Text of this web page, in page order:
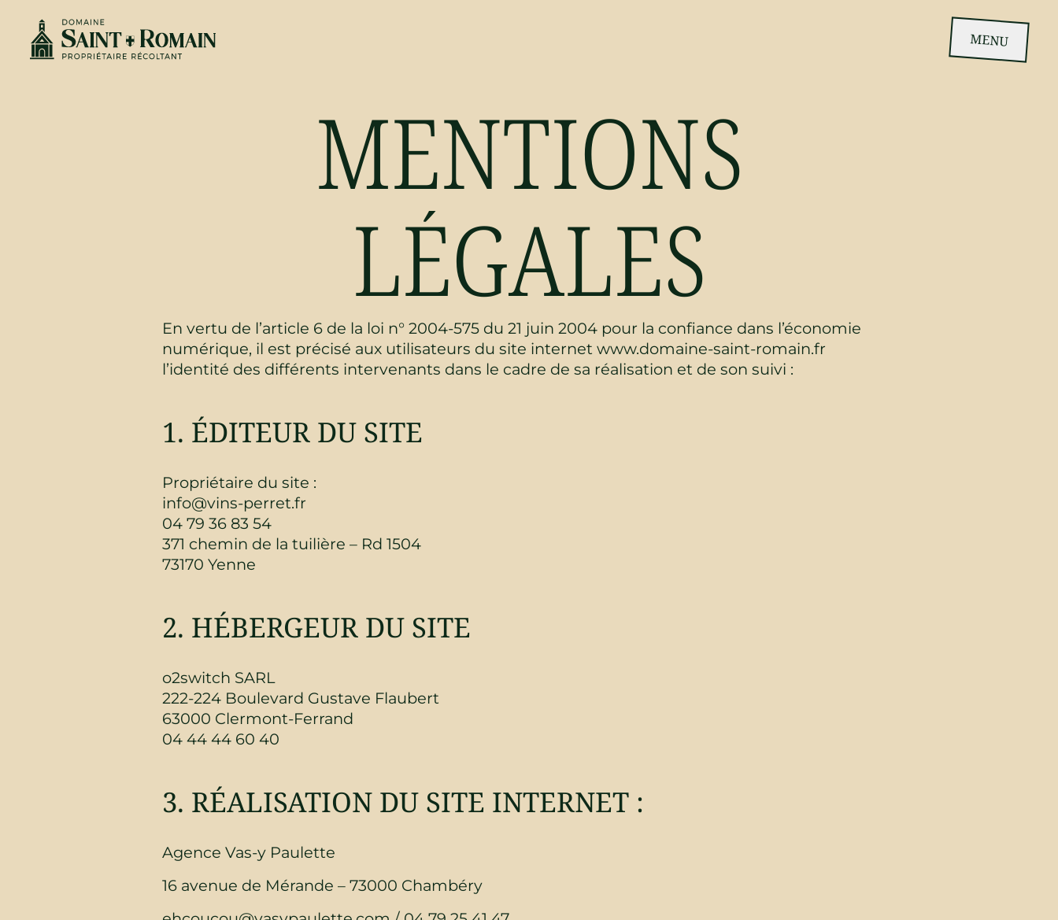
MENU
MENTIONS
LÉGALES
En vertu de l’article 6 de la loi n° 2004-575 du 21 juin 2004 pour la confiance dans l’économie
numérique, il est précisé aux utilisateurs du site internet www.domaine-saint-romain.fr
l’identité des différents intervenants dans le cadre de sa réalisation et de son suivi :
1. ÉDITEUR DU SITE
Propriétaire du site :
info@vins-perret.fr
04 79 36 83 54
371 chemin de la tuilière – Rd 1504
73170 Yenne
2. HÉBERGEUR DU SITE
o2switch SARL
222-224 Boulevard Gustave Flaubert
63000 Clermont-Ferrand
04 44 44 60 40
3. RÉALISATION DU SITE INTERNET :
Agence Vas-y Paulette
16 avenue de Mérande – 73000 Chambéry